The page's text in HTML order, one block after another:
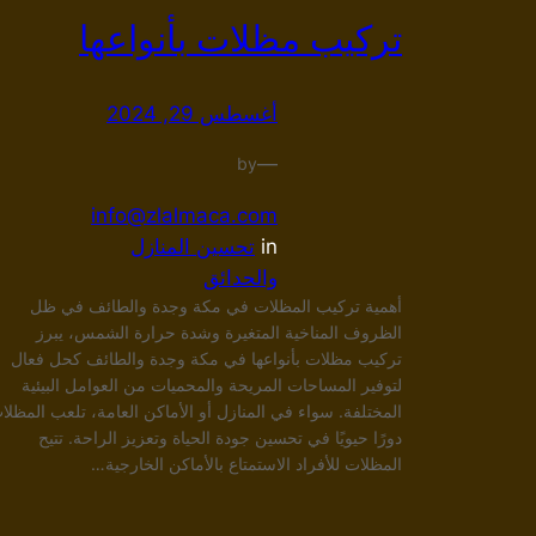
تركيب مظلات بأنواعها
أغسطس 29, 2024
—
by
info@zlalmaca.com
in تحسين المنازل
والحدائق
أهمية تركيب المظلات في مكة وجدة والطائف في ظل
الظروف المناخية المتغيرة وشدة حرارة الشمس، يبرز
تركيب مظلات بأنواعها في مكة وجدة والطائف كحل فعال
لتوفير المساحات المريحة والمحميات من العوامل البيئية
المختلفة. سواء في المنازل أو الأماكن العامة، تلعب
دورًا حيويًا في تحسين جودة الحياة وتعزيز الراحة. تتيح
المظلات للأفراد الاستمتاع بالأماكن الخارجية…